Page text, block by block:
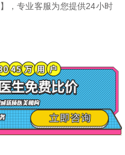
】，专业客服为您提供24小时